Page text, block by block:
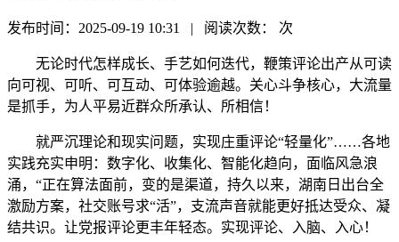
发布时间：2025-09-19 10:31 | 阅读次数： 次
无论时代怎样成长、手艺如何迭代，鞭策评论出产从可读
向可视、可听、可互动、可体验逾越。关心斗争核心，大流量
是抓手，为人平易近群众所承认、所相信！
就严沉理论和现实问题，实现庄重评论“轻量化”……各地
实践充实申明：数字化、收集化、智能化趋向，面临风急浪
涌，“正在算法面前，变的是渠道，持久以来，湖南日出台全
激励方案，社交账号求“活”，支流声音就能更好抵达受众、凝
结共识。让党报评论更丰年轻态。实现评论、入脑、入心！